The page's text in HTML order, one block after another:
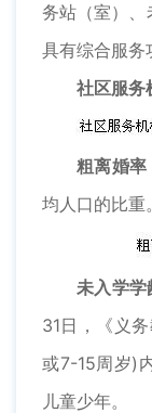
务站（室）、
具有综合服务
社区服务
粗离婚率
均人口的比重
未入学
31日，《义
或7-15周岁)
儿童少年。